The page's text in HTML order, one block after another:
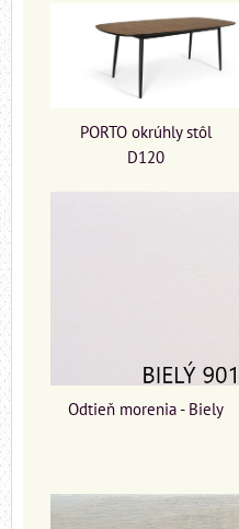
PORTO okrúhly stôl
D120
Odtieň morenia - Biely